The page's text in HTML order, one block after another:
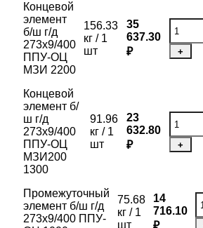
Концевой
элемент
б/ш г/д
273х9/400
ППУ-ОЦ
МЗИ 2200
156.33
кг / 1
шт
35
637.30
₽
+
Концевой
элемент б/
ш г/д
273х9/400
ППУ-ОЦ
МЗИ200
1300
91.96
кг / 1
шт
23
632.80
₽
+
Промежуточный
элемент б/ш г/д
273х9/400 ППУ-
75.68
кг / 1
шт
14
716.10